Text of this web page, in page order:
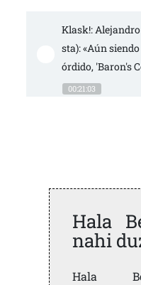
Klask!:
sta): «Aún
órdido, 'Baron's
00:21:03
Hala
nahi
Hala